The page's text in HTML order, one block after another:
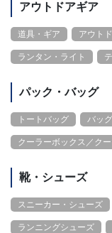
アウトドアギア
道具・ギア アウト
ランタン・ライト
パック・バッグ
トートバッグ バッグ
クーラーボックス／ク
靴・シューズ
スニーカー・シューズ
ランニングシューズ